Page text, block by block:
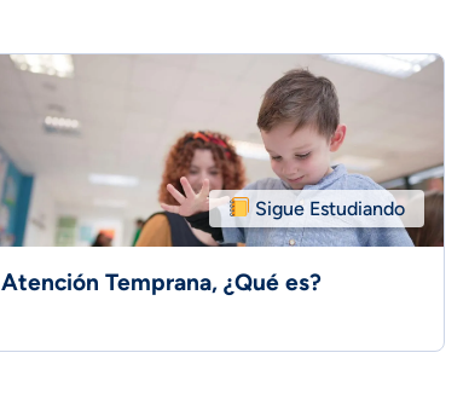
Sigue Estudiando
Atención Temprana, ¿Qué es?